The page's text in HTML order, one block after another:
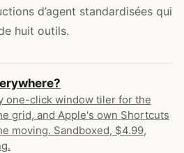
d’agent standardisées qui
huit outils.
one-click window tiler for the
grid, and Apple's own Shortcuts
moving. Sandboxed, $4.99,